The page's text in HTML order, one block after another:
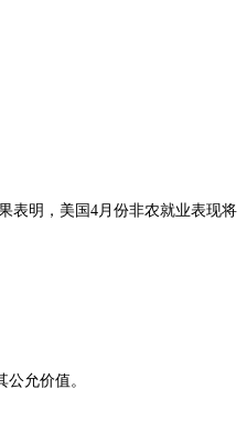
表明，美国4月份非农就业表现将
允价值。